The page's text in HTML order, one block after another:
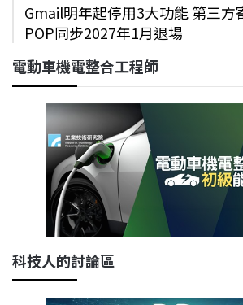
Gmail明年起停用3大功能 第三方
POP同步2027年1月退場
電動車機電整合工程師
科技人的討論區